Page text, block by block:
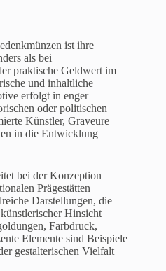
ist ihre
als bei
praktische Geldwert im
und inhaltliche
erfolgt in enger
oder politischen
Künstler, Graveure
in die Entwicklung
bei der Konzeption
Prägestätten
Darstellungen, die
Hinsicht
Farbdruck,
Elemente sind Beispiele
gestalterischen Vielfalt